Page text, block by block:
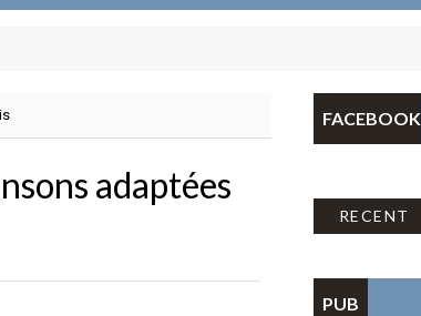
adaptées
FACEBOOK
RECENT
PUB